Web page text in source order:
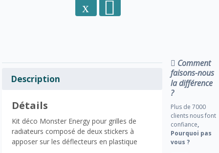
Description
Détails
Kit déco Monster Energy pour grilles de
radiateurs composé de deux stickers à
apposer sur les déflecteurs en plastique
Comment
faisons-nous
la différence
?
Plus de 7000
clients nous font
confiance,
Pourquoi pas
vous ?